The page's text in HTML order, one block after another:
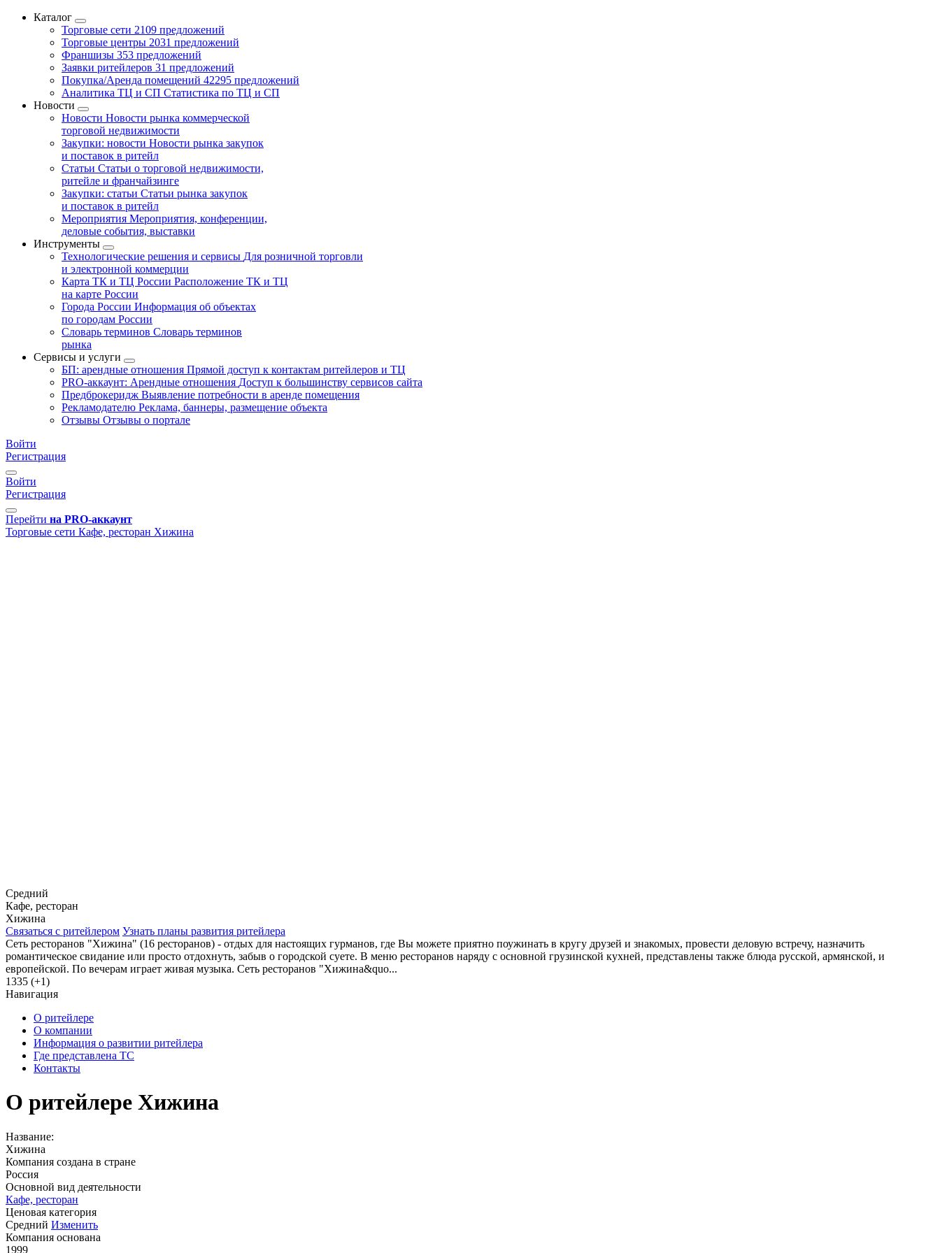
Каталог
Торговые сети 2109 предложений
Торговые центры 2031 предложений
Франшизы 353 предложений
Заявки ритейлеров 31 предложений
Покупка/Аренда помещений 42295 предложений
Аналитика ТЦ и СП Статистика по ТЦ и СП
Новости
Новости Новости рынка коммерческой
торговой недвижимости
Закупки: новости Новости рынка закупок
и поставок в ритейл
Статьи Статьи о торговой недвижимости,
ритейле и франчайзинге
Закупки: статьи Статьи рынка закупок
и поставок в ритейл
Мероприятия Мероприятия, конференции,
деловые события, выставки
Инструменты
Технологические решения и сервисы Для розничной торговли
и электронной коммерции
Карта ТК и ТЦ России Расположение ТК и ТЦ
на карте России
Города России Информация об объектах
по городам России
Словарь терминов Словарь терминов
рынка
Сервисы и услуги
БП: арендные отношения Прямой доступ к контактам ритейлеров и ТЦ
PRO-аккаунт: Арендные отношения Доступ к большинству сервисов сайта
Предброкеридж Выявление потребности в аренде помещения
Рекламодателю Реклама, баннеры, размещение объекта
Отзывы Отзывы о портале
Войти
Регистрация
Войти
Регистрация
Перейти на PRO-аккаунт
Торговые сети Кафе, ресторан Хижина
Средний
Кафе, ресторан
Хижина
Связаться с ритейлером Узнать планы развития ритейлера
Сеть ресторанов "Хижина" (16 ресторанов) - отдых для настоящих гурманов, где Вы можете приятно поужинать в кругу друзей и знакомых, провести деловую встречу, назначить
романтическое свидание или просто отдохнуть, забыв о городской суете. В меню ресторанов наряду с основной грузинской кухней, представлены также блюда русской, армянской, и
европейской. По вечерам играет живая музыка. Сеть ресторанов "Хижина&quo...
1335 (+1)
Навигация
О ритейлере
О компании
Информация о развитии ритейлера
Где представлена ТС
Контакты
О ритейлере Хижина
Название:
Хижина
Компания создана в стране
Россия
Основной вид деятельности
Кафе, ресторан
Ценовая категория
Средний Изменить
Компания основана
1999